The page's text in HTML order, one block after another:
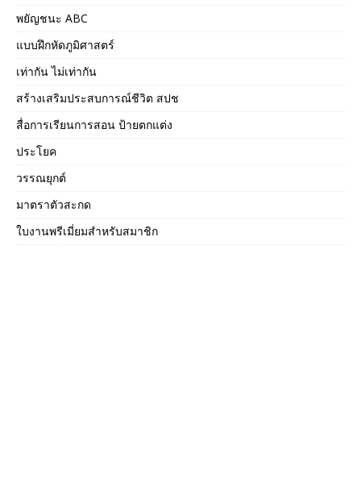
พยัญชนะ ABC
แบบฝึกหัดภูมิศาสตร์
เท่ากัน ไม่เท่ากัน
สร้างเสริมประสบการณ์ชีวิต สปช
สื่อการเรียนการสอน ป้ายตกแต่ง
ประโยค
วรรณยุกต์
มาตราตัวสะกด
ใบงานพรีเมี่ยมสำหรับสมาชิก